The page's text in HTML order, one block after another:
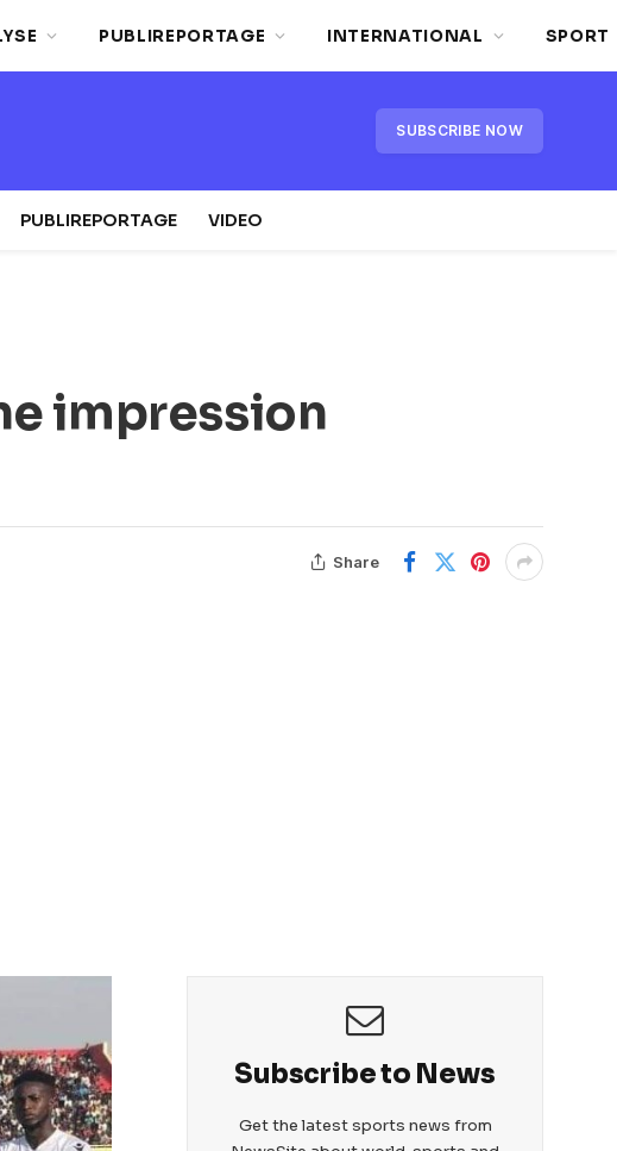
PUBLIREPORTAGE INTERNATIONAL SPORT
SUBSCRIBE NOW
PUBLIREPORTAGE VIDEO
impression
Share
Subscribe to News
Get the latest sports news from